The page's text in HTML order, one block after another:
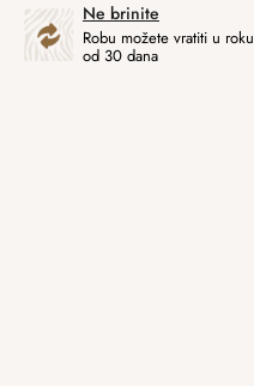
Ne brinite
Robu možete vratiti u roku
od 30 dana